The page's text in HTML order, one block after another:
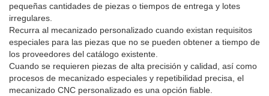
pequeñas cantidades de piezas o tiempos de entrega y lotes
irregulares.
Recurra al mecanizado personalizado cuando existan requisitos
especiales para las piezas que no se pueden obtener a tiempo de
los proveedores del catálogo existente.
Cuando se requieren piezas de alta precisión y calidad, así como
procesos de mecanizado especiales y repetibilidad precisa, el
mecanizado CNC personalizado es una opción fiable.